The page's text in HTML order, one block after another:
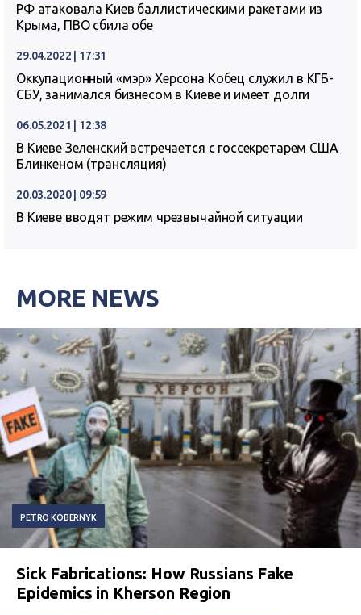
РФ атаковала Киев баллистическими ракетами из
Крыма, ПВО сбила обе
29.04.2022 | 17:31
Оккупационный «мэр» Херсона Кобец служил в КГБ-
СБУ, занимался бизнесом в Киеве и имеет долги
06.05.2021 | 12:38
В Киеве Зеленский встречается с госсекретарем США
Блинкеном (трансляция)
20.03.2020 | 09:59
В Киеве вводят режим чрезвычайной ситуации
MORE NEWS
PETRO KOBERNYK
Sick Fabrications: How Russians Fake
Epidemics in Kherson Region